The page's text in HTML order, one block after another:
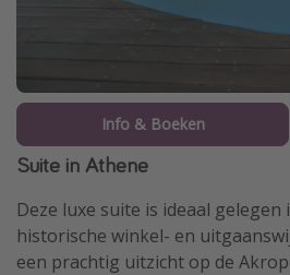
Info & Boeken
Suite in Athene
Deze luxe suite is ideaal
historische winkel- en
een prachtig uitzicht op de